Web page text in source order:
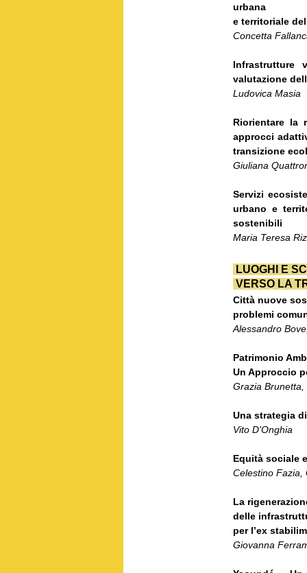
urbana
e territoriale
Concetta
Infrastrutture
valutazione
Ludovica Masia
Riorientare la
approcci
transizione
Giuliana
Servizi
urbano e
sostenibili
Maria Teresa
LUOGHI E
VERSO LA
Città nuove
problemi
Alessandro
Patrimonio
Un Approccio
Grazia
Una strategia
Vito D'Onghia
Equità sociale
Celestino Fazia,
La
delle
per l’ex
Giovanna